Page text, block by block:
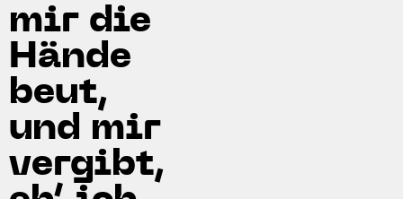
mir die
Hände
beut,
und mir
vergibt,